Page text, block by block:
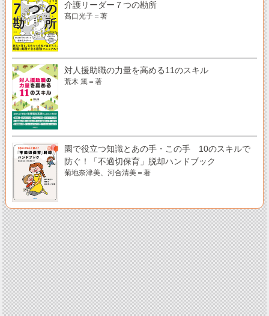
介護リーダー７つの勘所
髙口光子＝著
対人援助職の力量を高める11のスキル
荒木 篤＝著
園で役立つ知識とあの手・この手 10のスキルで
防ぐ！「不適切保育」脱却ハンドブック
菊地奈津美、河合清美＝著